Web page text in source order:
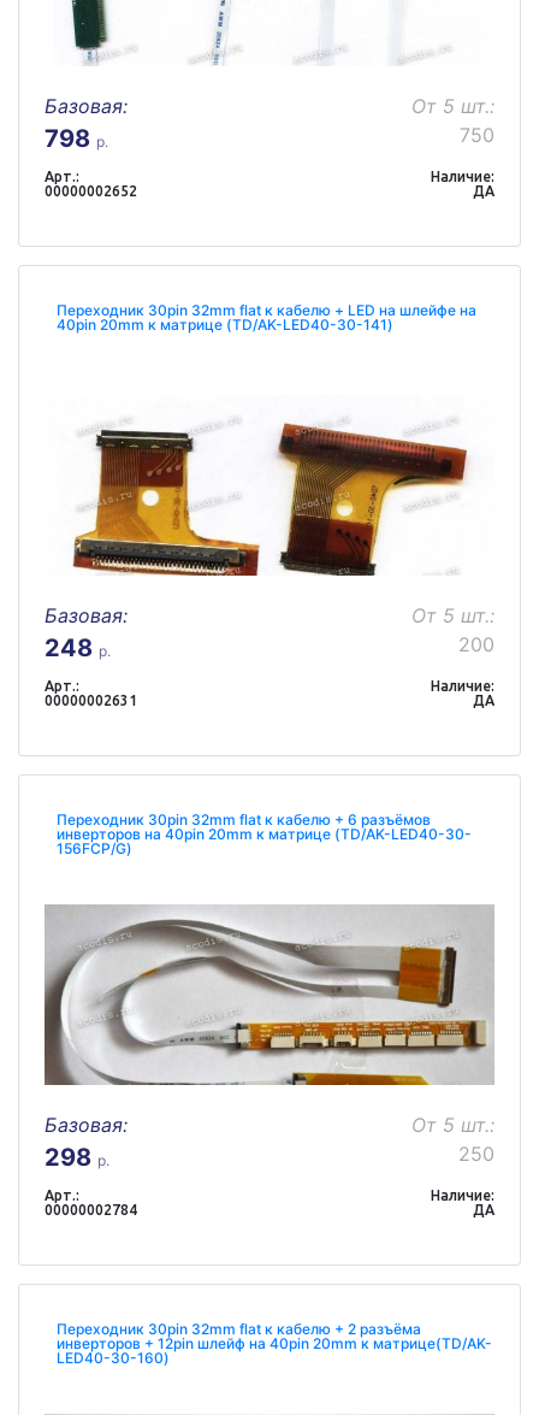
Базовая:
798 р.
От 5 шт.:
750
Арт.:
00000002652
Наличие:
ДА
Переходник 30pin 32mm flat к кабелю + LED на шлейфе на
40pin 20mm к матрице (TD/AK-LED40-30-141)
Базовая:
248 р.
От 5 шт.:
200
Арт.:
00000002631
Наличие:
ДА
Переходник 30pin 32mm flat к кабелю + 6 разъёмов
инверторов на 40pin 20mm к матрице (TD/AK-LED40-30-
156FCP/G)
Базовая:
298 р.
От 5 шт.:
250
Арт.:
00000002784
Наличие:
ДА
Переходник 30pin 32mm flat к кабелю + 2 разъёма
инверторов + 12pin шлейф на 40pin 20mm к матрице(TD/AK-
LED40-30-160)